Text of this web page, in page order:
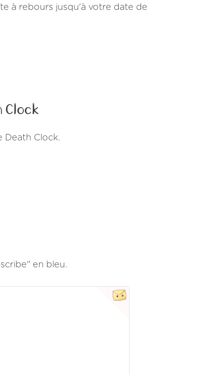
à rebours jusqu'à votre date de
Clock
Death Clock.
en bleu.